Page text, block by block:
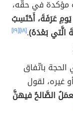
مؤكدة في حقّه،
عَرَفَةَ، أَحْتَسِبُ
الَّتي بَعْدَهُ).[١٨] [١٩]
الحجة باتّفاق
غيره، لقول
الصَّالحُ فيهنَّ